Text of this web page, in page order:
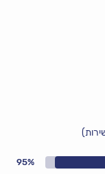
95%